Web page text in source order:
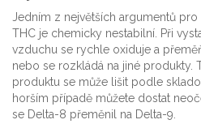
Jedním z největších argumentů pro
THC je chemicky nestabilní. Při
vzduchu se rychle oxiduje a
nebo se rozkládá na jiné produkty.
produktu se může lišit podle
horším případě můžete dostat
se Delta-8 přeměnil na Delta-9.